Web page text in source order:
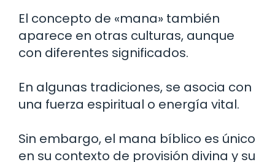
El concepto de «mana» también
aparece en otras culturas, aunque
con diferentes significados.
En algunas tradiciones, se asocia con
una fuerza espiritual o energía vital.
Sin embargo, el mana bíblico es único
en su contexto de provisión divina y su